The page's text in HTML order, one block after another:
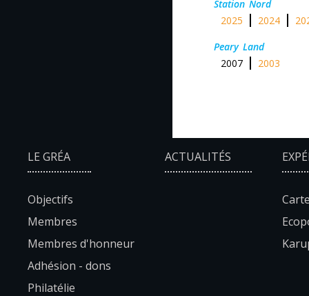
Station Nord
2025
2024
Peary Land
2007
2003
LE GRÉA
Objectifs
Membres
Membres d'honneur
Adhésion - dons
Philatélie
ACTUALITÉS